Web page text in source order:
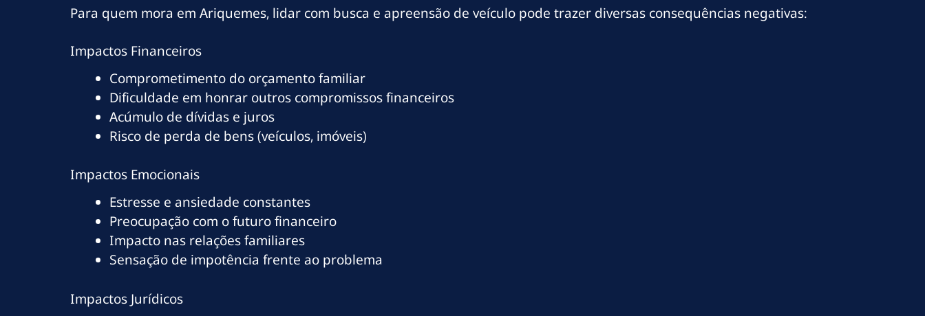
Para quem mora em Ariquemes, lidar com busca e apreensão de veículo pode trazer diversas consequências negativas:
Impactos Financeiros
Comprometimento do orçamento familiar
Dificuldade em honrar outros compromissos financeiros
Acúmulo de dívidas e juros
Risco de perda de bens (veículos, imóveis)
Impactos Emocionais
Estresse e ansiedade constantes
Preocupação com o futuro financeiro
Impacto nas relações familiares
Sensação de impotência frente ao problema
Impactos Jurídicos